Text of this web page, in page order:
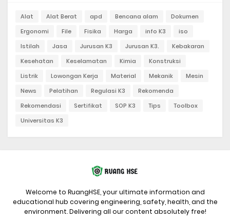
Alat Alat Berat apd Bencana alam
Dokumen
Ergonomi
File Fisika Harga info K3
iso
Istilah
Jasa Jurusan K3 Jurusan K3.
Kebakaran
Kesehatan
Keselamatan Kimia
Konstruksi
Listrik
Lowongan Kerja Material Mekanik
Mesin
News
Pelatihan Regulasi K3
Rekomenda
Rekomendasi
Sertifikat SOP K3 Tips
Toolbox
Universitas K3
Welcome to RuangHSE, your ultimate information and
educational hub covering engineering, safety, health, and the
environment. Delivering all our content absolutely free!